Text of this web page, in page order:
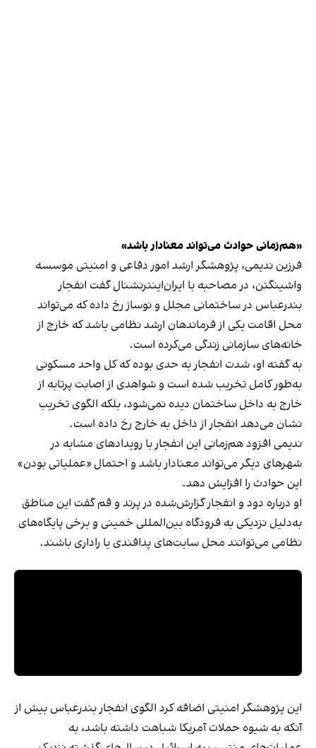
«هم‌زمانی حوادث می‌تواند معنادار باشد»
فرزین ندیمی، پژوهشگر ارشد امور دفاعی و امنیتی موسسه
واشینگتن، در مصاحبه با ایران‌اینترنشنال گفت انفجار
بندرعباس در ساختمانی مجلل و نوساز رخ داده که می‌تواند
محل اقامت یکی از فرماندهان ارشد نظامی باشد که خارج از
خانه‌های سازمانی زندگی می‌کرده است.
به گفته او، شدت انفجار به حدی بوده که کل واحد مسکونی
به‌طور کامل تخریب شده است و شواهدی از اصابت پرتابه از
خارج به داخل ساختمان دیده نمی‌شود، بلکه الگوی تخریب
نشان می‌دهد انفجار از داخل به خارج رخ داده است.
ندیمی افزود هم‌زمانی این انفجار با رویدادهای مشابه در
شهرهای دیگر می‌تواند معنادار باشد و احتمال «عملیاتی بودن»
این حوادث را افزایش دهد.
او درباره دود و انفجار گزارش‌شده در پرند و قم گفت این مناطق
به‌دلیل نزدیکی به فرودگاه بین‌المللی خمینی و برخی پایگاه‌های
نظامی می‌توانند محل سایت‌های پدافندی یا راداری باشند.
این پژوهشگر امنیتی اضافه کرد الگوی انفجار بندرعباس بیش از
آنکه به شیوه حملات آمریکا شباهت داشته باشد، به